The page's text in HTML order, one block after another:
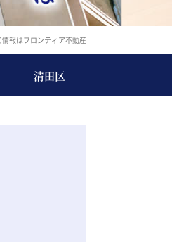
報はフロンティア不動産
清田区